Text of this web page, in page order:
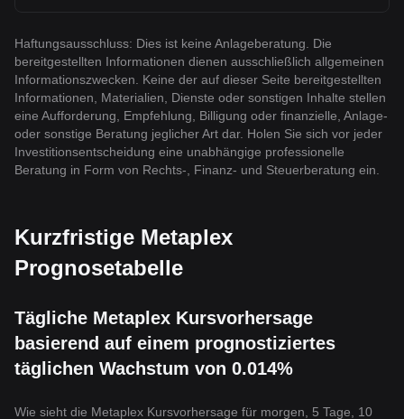
Haftungsausschluss: Dies ist keine Anlageberatung. Die
bereitgestellten Informationen dienen ausschließlich allgemeinen
Informationszwecken. Keine der auf dieser Seite bereitgestellten
Informationen, Materialien, Dienste oder sonstigen Inhalte stellen
eine Aufforderung, Empfehlung, Billigung oder finanzielle, Anlage-
oder sonstige Beratung jeglicher Art dar. Holen Sie sich vor jeder
Investitionsentscheidung eine unabhängige professionelle
Beratung in Form von Rechts-, Finanz- und Steuerberatung ein.
Kurzfristige Metaplex
Prognosetabelle
Tägliche Metaplex Kursvorhersage
basierend auf einem prognostiziertes
täglichen Wachstum von 0.014%
Wie sieht die Metaplex Kursvorhersage für morgen, 5 Tage, 10